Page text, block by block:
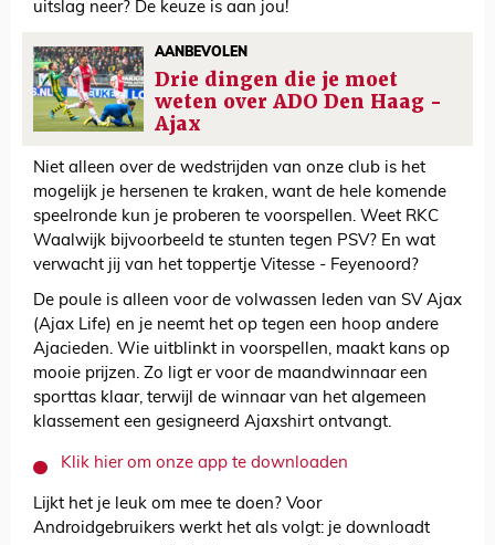
uitslag neer? De keuze is aan jou!
AANBEVOLEN
Drie dingen die je moet
weten over ADO Den Haag -
Ajax
Niet alleen over de wedstrijden van onze club is het
mogelijk je hersenen te kraken, want de hele komende
speelronde kun je proberen te voorspellen. Weet RKC
Waalwijk bijvoorbeeld te stunten tegen PSV? En wat
verwacht jij van het toppertje Vitesse - Feyenoord?
De poule is alleen voor de volwassen leden van SV Ajax
(Ajax Life) en je neemt het op tegen een hoop andere
Ajacieden. Wie uitblinkt in voorspellen, maakt kans op
mooie prijzen. Zo ligt er voor de maandwinnaar een
sporttas klaar, terwijl de winnaar van het algemeen
klassement een gesigneerd Ajaxshirt ontvangt.
Klik hier om onze app te downloaden
Lijkt het je leuk om mee te doen? Voor
Androidgebruikers werkt het als volgt: je downloadt